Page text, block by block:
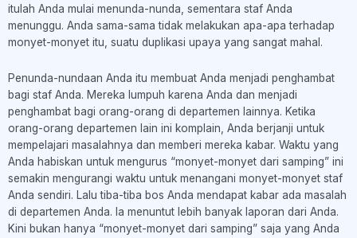
itulah Anda mulai menunda-nunda, sementara staf Anda
menunggu. Anda sama-sama tidak melakukan apa-apa terhadap
monyet-monyet itu, suatu duplikasi upaya yang sangat mahal.
Penunda-nundaan Anda itu membuat Anda menjadi penghambat
bagi staf Anda. Mereka lumpuh karena Anda dan menjadi
penghambat bagi orang-orang di departemen lainnya. Ketika
orang-orang departemen lain ini komplain, Anda berjanji untuk
mempelajari masalahnya dan memberi mereka kabar. Waktu yang
Anda habiskan untuk mengurus “monyet-monyet dari samping” ini
semakin mengurangi waktu untuk menangani monyet-monyet staf
Anda sendiri. Lalu tiba-tiba bos Anda mendapat kabar ada masalah
di departemen Anda. Ia menuntut lebih banyak laporan dari Anda.
Kini bukan hanya “monyet-monyet dari samping” saja yang Anda